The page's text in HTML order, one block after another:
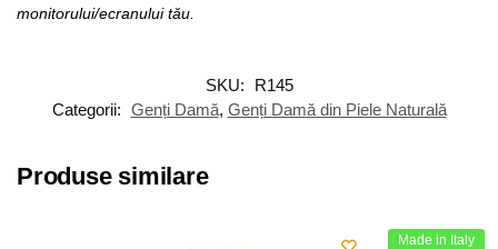
monitorului/ecranului tău.
SKU:
R145
Categorii: Genți Damă, Genți Damă din Piele Naturală
Produse similare
Made in Italy